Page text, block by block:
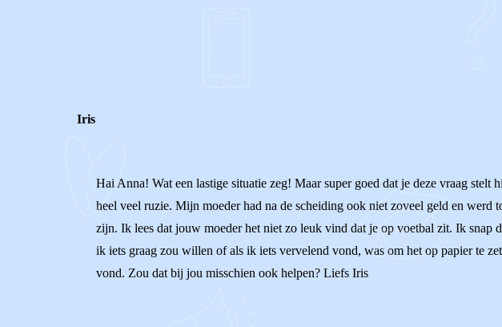
Iris
Hai Anna! Wat een lastige situatie zeg! Maar super goed dat je deze vraag
heel veel ruzie. Mijn moeder had na de scheiding ook niet zoveel geld en
zijn. Ik lees dat jouw moeder het niet zo leuk vind dat je op voetbal zit. Ik snap
ik iets graag zou willen of als ik iets vervelend vond, was om het op papier te
vond. Zou dat bij jou misschien ook helpen? Liefs Iris